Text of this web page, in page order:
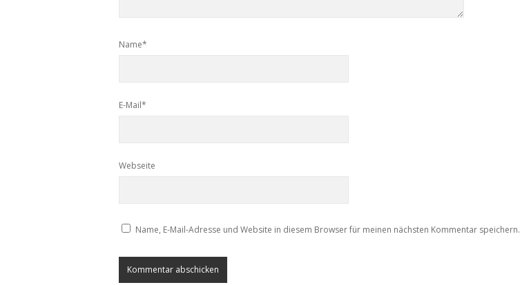
Name*
E-Mail*
Webseite
Name, E-Mail-Adresse und Website in diesem Browser für meinen nächsten Kommentar speichern.